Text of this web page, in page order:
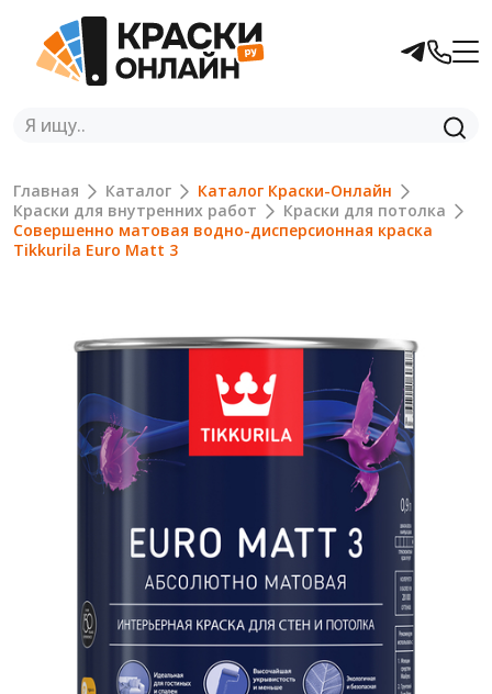
Главная Каталог
Каталог Краски-Онлайн
Краски для внутренних работ
Краски для потолка
Совершенно матовая водно-дисперсионная краска
Tikkurila Euro Matt 3